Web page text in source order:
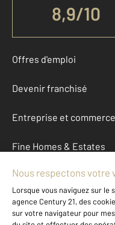
8,9/10
Offres d'emploi
Devenir franchisé
Entreprise et commerce
Fine Homes & Estates
À propos
International